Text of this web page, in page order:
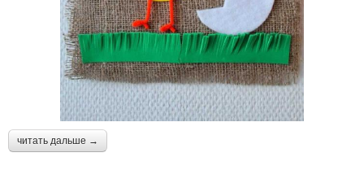
читать дальше →